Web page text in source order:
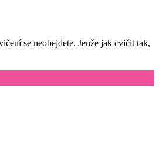
se neobejdete. Jenže jak cvičit tak,